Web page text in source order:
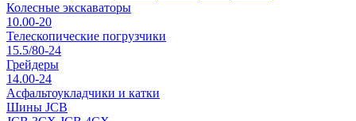
Колесные экскаваторы
10.00-20
Телескопические погрузчики
15.5/80-24
Грейдеры
14.00-24
Асфальтоукладчики и катки
Шины JCB